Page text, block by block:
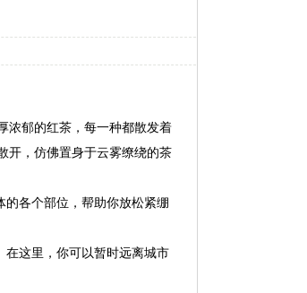
浓郁的红茶，每一种都散发着
开，仿佛置身于云雾缭绕的茶
的各个部位，帮助你放松紧绷
在这里，你可以暂时远离城市